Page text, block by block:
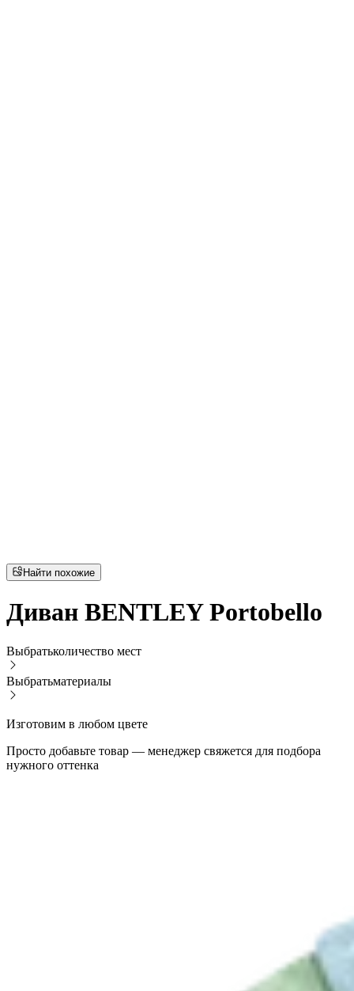
Найти похожие
Диван BENTLEY Portobello
Выбратьколичество мест
Выбратьматериалы
Изготовим в любом цвете
Просто добавьте товар — менеджер свяжется для подбора
нужного оттенка